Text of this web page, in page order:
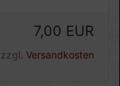
7,00 EUR
Versandkosten